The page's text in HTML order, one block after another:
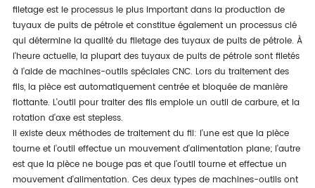
filetage est le processus le plus important dans la production de
tuyaux de puits de pétrole et constitue également un processus clé
qui détermine la qualité du filetage des tuyaux de puits de pétrole. À
l'heure actuelle, la plupart des tuyaux de puits de pétrole sont filetés
à l'aide de machines-outils spéciales CNC. Lors du traitement des
fils, la pièce est automatiquement centrée et bloquée de manière
flottante. L'outil pour traiter des fils emploie un outil de carbure, et la
rotation d'axe est stepless.
Il existe deux méthodes de traitement du fil: l'une est que la pièce
tourne et l'outil effectue un mouvement d'alimentation plane; l'autre
est que la pièce ne bouge pas et que l'outil tourne et effectue un
mouvement d'alimentation. Ces deux types de machines-outils ont